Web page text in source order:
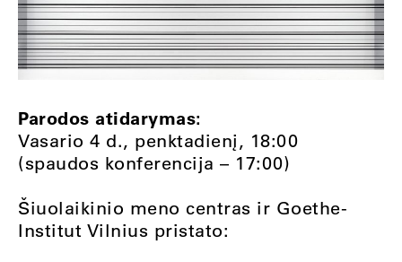
Parodos atidarymas:
Vasario 4 d., penktadienį, 18:00
(spaudos konferencija – 17:00)
Šiuolaikinio meno centras ir Goethe-
Institut Vilnius pristato: